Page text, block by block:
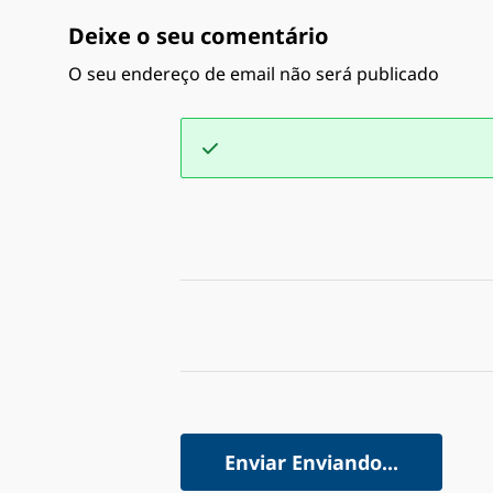
Deixe o seu comentário
O seu endereço de email não será publicado
Enviar Enviando...